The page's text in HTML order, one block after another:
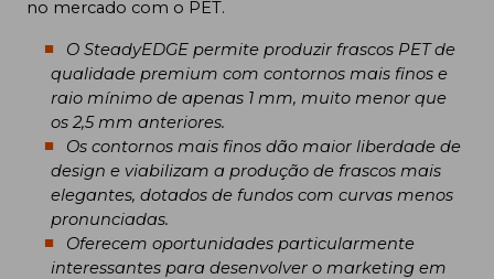
no mercado com o PET.
O SteadyEDGE permite produzir frascos PET de
qualidade premium com contornos mais finos e
raio mínimo de apenas 1 mm, muito menor que
os 2,5 mm anteriores.
Os contornos mais finos dão maior liberdade de
design e viabilizam a produção de frascos mais
elegantes, dotados de fundos com curvas menos
pronunciadas.
Oferecem oportunidades particularmente
interessantes para desenvolver o marketing em